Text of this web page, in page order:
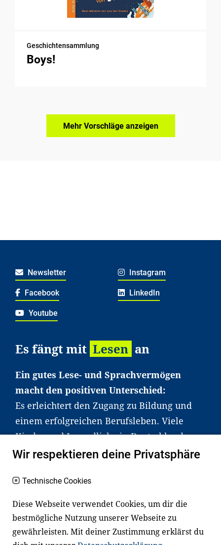
Geschichtensammlung
Boys!
Mehr Vorschläge anzeigen
Newsletter Instagram
Facebook LinkedIn
Youtube
Es fängt mit Lesen an
Ein gutes Lese- und Sprachvermögen
macht den positiven Unterschied:
Es erleichtert den Zugang zu Bildung und
einem erfolgreichen Berufsleben. Viele
Kinder und Jugendliche in Deutschland
haben aber große Schwierigkeiten dabei.
an Familien sowie an Erzieher*innen,
Lehrer*innen und andere
Fachexpert*innen. Dafür arbeiten wir eng
mit Ministerien, wissenschaftlichen
Wir respektieren deine Privatsphäre
Technische Cookies
Diese Webseite verwendet Cookies, um dir die
bestmögliche Nutzung unserer Webseite zu
gewährleisten. Mit deiner Zustimmung erklärst du